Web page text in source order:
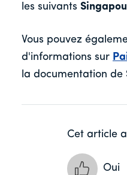
les suivants
Vous pouvez
d'informations sur
la documentation de
Cet article
Oui